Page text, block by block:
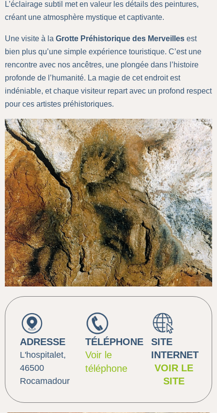
L’éclairage subtil met en valeur les détails des peintures,
créant une atmosphère mystique et captivante.
Une visite à la Grotte Préhistorique des Merveilles est
bien plus qu’une simple expérience touristique. C’est une
rencontre avec nos ancêtres, une plongée dans l’histoire
profonde de l’humanité. La magie de cet endroit est
indéniable, et chaque visiteur repart avec un profond respect
pour ces artistes préhistoriques.
ADRESSE
L'hospitalet,
46500
Rocamadour
TÉLÉPHONE
Voir le
téléphone
SITE
INTERNET
VOIR LE
SITE